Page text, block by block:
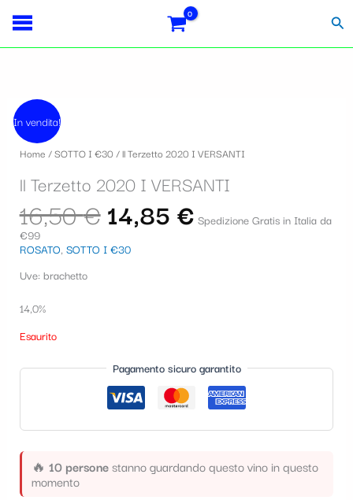
contenuto
In vendita!
Home /SOTTO I €30 / ll Terzetto 2020 I VERSANTI
ll Terzetto 2020 I VERSANTI
16,50€
originale
era:
16,50 €.
14,85 €
attuale
è:
14,85 €.
Spedizione Gratis in Italia da
€99
ROSATO, SOTTO I €30
Uve: brachetto
14,0%
Esaurito
Pagamento sicuro garantito
🔥 10 personestanno guardando questo vino in questo
momento
S
z
i
o
n
a
u
c
a
i